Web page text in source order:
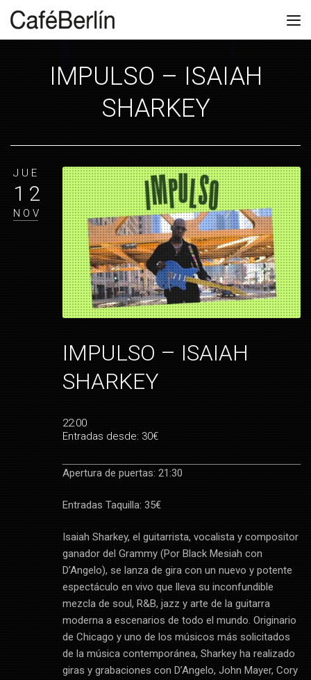
IMPULSO – ISAIAH
SHARKEY
JUE
12
NOV
IMPULSO – ISAIAH
SHARKEY
22:00
Entradas desde: 30€
Apertura de puertas: 21:30
Entradas Taquilla: 35€
Isaiah Sharkey, el guitarrista, vocalista y compositor
ganador del Grammy (Por Black Mesiah con
D’Angelo), se lanza de gira con un nuevo y potente
espectáculo en vivo que lleva su inconfundible
mezcla de soul, R&B, jazz y arte de la guitarra
moderna a escenarios de todo el mundo. Originario
de Chicago y uno de los músicos más solicitados
de la música contemporánea, Sharkey ha realizado
giras y grabaciones con D’Angelo, John Mayer, Cory